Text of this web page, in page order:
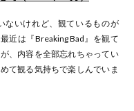
ないけれど、観ているものが
近は『Breaking Bad』を観て
、内容を全部忘れちゃってい
て観る気持ちで楽しんでいま